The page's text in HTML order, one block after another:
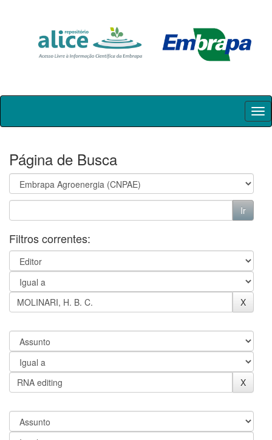
Skip
Página de Busca
Filtros correntes: